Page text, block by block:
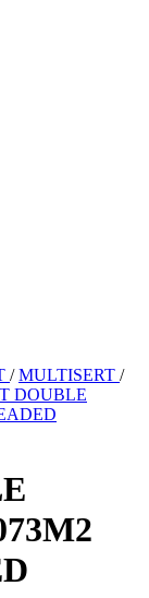
/MULTISERT /
DOUBLE